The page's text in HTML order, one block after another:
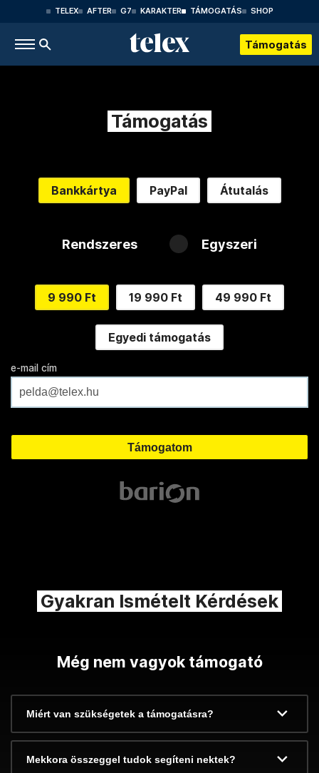
TELEX AFTER G7 KARAKTER TÁMOGATÁS SHOP
Támogatás
Támogatás
Bankkártya PayPal Átutalás
Rendszeres Egyszeri
9 990 Ft 19 990 Ft 49 990 Ft
Egyedi támogatás
e-mail cím
Gyakran Ismételt Kérdések
Még nem vagyok támogató
Miért van szükségetek a támogatásra?
Mekkora összeggel tudok segíteni nektek?